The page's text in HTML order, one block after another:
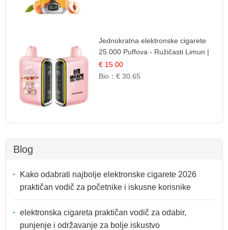
Jednokratna elektronske cigarete
25.000 Puffova - Ružičasti Limun |
Osježavajuća Citrusna Aroma
€ 15.00
Bio：€ 30.65
Blog
Kako odabrati najbolje elektronske cigarete 2026
praktičan vodič za početnike i iskusne korisnike
elektronska cigareta praktičan vodič za odabir,
punjenje i održavanje za bolje iskustvo